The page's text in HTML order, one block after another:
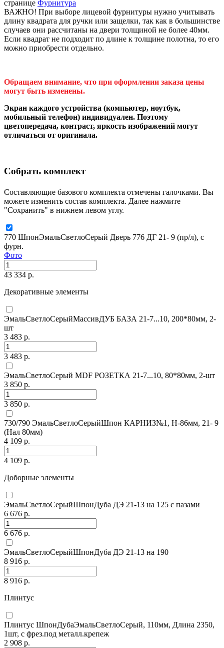
странице Фурнитура
ВАЖНО! При выборе лицевой фурнитуры нужно учитывать
длину квадрата для ручки или защелки, так как в большинстве
случаев они рассчитаны на двери толщиной не более 40мм.
Если квадрат не подходит по длине к толщине полотна, то его
можно приобрести отдельно.
Обращаем внимание, что при оформлении заказа цены
могут быть изменены.
Экран каждого устройства (компьютер, ноутбук,
мобильный телефон) индивидуален. Поэтому
цветопередача, контраст, яркость изображений могут
отличаться от оригинала.
Собрать комплект
Составляющие базового комплекта отмечены галочками. Вы
можете изменить состав комплекта. Далее нажмите
"Сохранить" в нижнем левом углу.
770 ШпонЭмальСветлоСерый Дверь 776 ДГ 21- 9 (пр/л), с
фурн.
Фото
43 334 р.
Декоративные элементы
ЭмальСветлоСерыйМассивДУБ БАЗА 21-7...10, 200*80мм, 2-
шт
3 483 р.
3 483 р.
ЭмальСветлоСерый MDF РОЗЕТКА 21-7...10, 80*80мм, 2-шт
3 850 р.
3 850 р.
730/790 ЭмальСветлоСерыйШпон КАРНИЗ№1, H-86мм, 21- 9
(Нал 80мм)
4 109 р.
4 109 р.
Доборные элементы
ЭмальСветлоСерыйШпонДуба ДЭ 21-13 на 125 с пазами
6 676 р.
6 676 р.
ЭмальСветлоСерыйШпонДуба ДЭ 21-13 на 190
8 916 р.
8 916 р.
Плинтус
Плинтус ШпонДубаЭмальСветлоСерый, 110мм, Длина 2350,
1шт, с фрез.под металл.крепеж
2 908 р.